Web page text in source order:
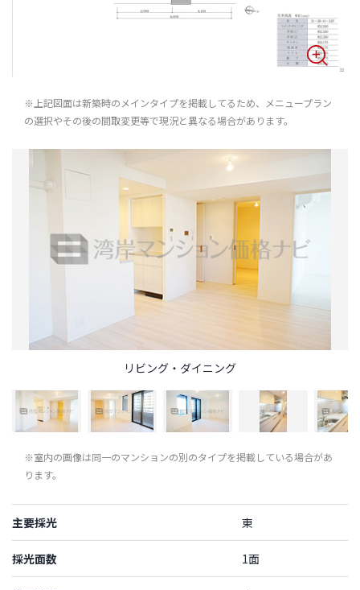
※上記図面は新築時のメインタイプを掲載してるため、メニュープラン
の選択やその後の間取変更等で現況と異なる場合があります。
リビング・ダイニング
※室内の画像は同一のマンションの別のタイプを掲載している場合があ
ります。
主要採光 東
採光面数 1面